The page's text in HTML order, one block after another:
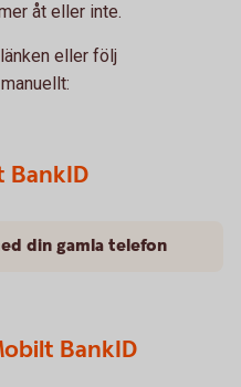
åt eller inte.
eller följ
BankID
din gamla telefon
BankID